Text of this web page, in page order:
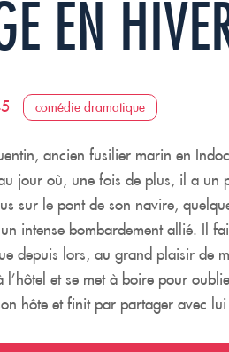
EN
comédie dramatique
ancien fusilier marin en
jour où, une fois de plus, il a un
sur le pont de son navire,
intense bombardement allié. Il
depuis lors, au grand plaisir de
et se met à boire pour
hôte et finit par partager avec